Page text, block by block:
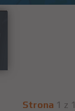
Strona 1 z 1